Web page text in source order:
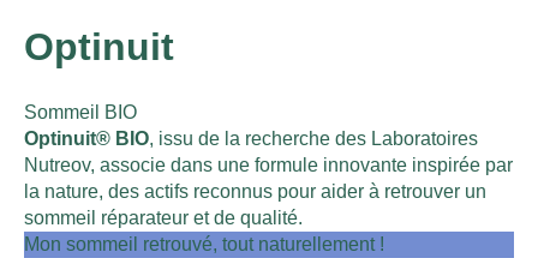
Optinuit
Sommeil BIO
Optinuit® BIO, issu de la recherche des Laboratoires
Nutreov, associe dans une formule innovante inspirée par
la nature, des actifs reconnus pour aider à retrouver un
sommeil réparateur et de qualité.
Mon sommeil retrouvé, tout naturellement !